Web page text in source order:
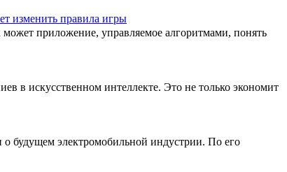
изменить правила игры
приложение, управляемое алгоритмами, понять
в искусственном интеллекте. Это не только экономит
будущем электромобильной индустрии. По его